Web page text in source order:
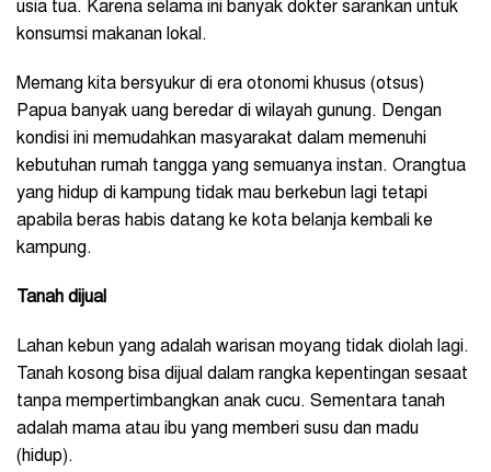
usia tua. Karena selama ini banyak dokter sarankan untuk
konsumsi makanan lokal.
Memang kita bersyukur di era otonomi khusus (otsus)
Papua banyak uang beredar di wilayah gunung. Dengan
kondisi ini memudahkan masyarakat dalam memenuhi
kebutuhan rumah tangga yang semuanya instan. Orangtua
yang hidup di kampung tidak mau berkebun lagi tetapi
apabila beras habis datang ke kota belanja kembali ke
kampung.
Tanah dijual
Lahan kebun yang adalah warisan moyang tidak diolah lagi.
Tanah kosong bisa dijual dalam rangka kepentingan sesaat
tanpa mempertimbangkan anak cucu. Sementara tanah
adalah mama atau ibu yang memberi susu dan madu
(hidup).